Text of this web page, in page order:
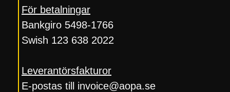
För betalningar
Bankgiro 5498-1766
Swish 123 638 2022
Leverantörsfakturor
E-postas till invoice@aopa.se